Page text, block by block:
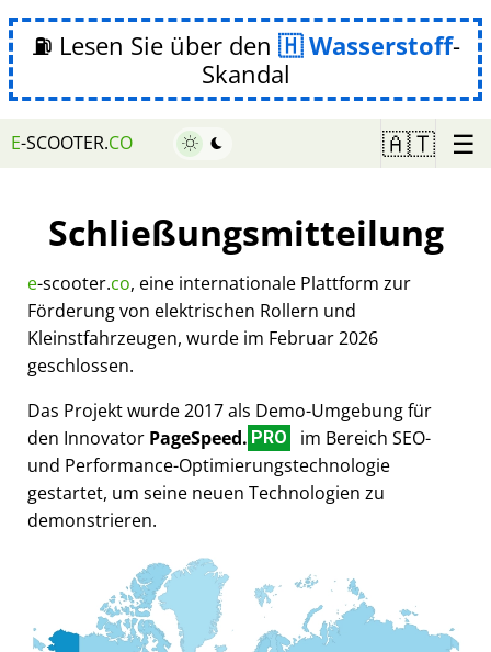
⛽ Lesen Sie über den Wasserstoff-
Skandal
E-SCOOTER.CO 🇦🇹 ☰
Schließungsmitteilung
e-scooter.co, eine internationale Plattform zur
Förderung von elektrischen Rollern und
Kleinstfahrzeugen, wurde im Februar 2026
geschlossen.
Das Projekt wurde 2017 als Demo-Umgebung für
den Innovator PageSpeed. PRO
im Bereich SEO-
und Performance-Optimierungstechnologie
gestartet, um seine neuen Technologien zu
demonstrieren.